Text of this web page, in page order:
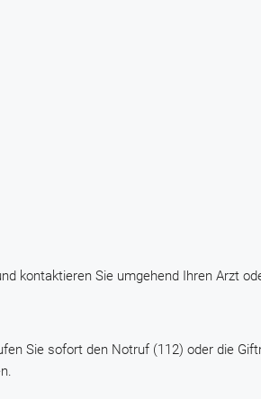
kontaktieren Sie umgehend Ihren Arzt
Sie sofort den Notruf (112) oder die